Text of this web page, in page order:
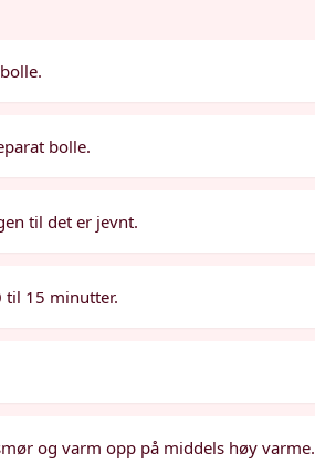
bolle.
til det er jevnt.
til 15 minutter.
og varm opp på middels høy varme.